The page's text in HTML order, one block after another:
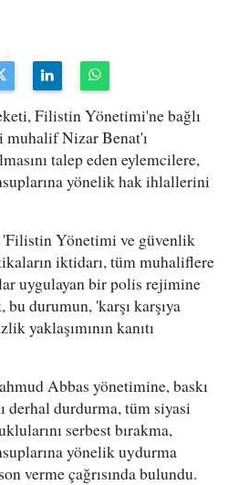
Filistin Yönetimi'ne bağlı
Nizar Benat'ı
talep eden eylemcilere,
yönelik hak ihlallerini
'Filistin Yönetimi ve güvenlik
iktidarı, tüm muhaliflere
uygulayan bir polis rejimine
durumun, 'karşı karşıya
yaklaşımının kanıtı
Abbas yönetimine, baskı
derhal durdurma, tüm siyasi
serbest bırakma,
yönelik uydurma
verme çağrısında bulundu.